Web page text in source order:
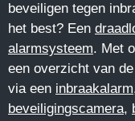
beveiligen tegen
het best? Een
alarmsysteem. Met
een overzicht van
via een inbraakalarm
beveiligingscamera,